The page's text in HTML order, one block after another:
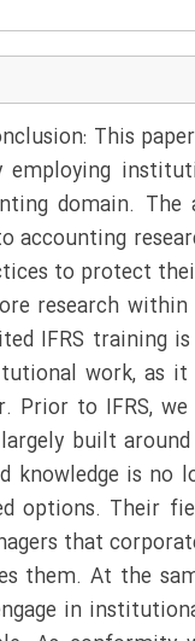
This
employing
domain.
accounting
to protect
research
IFRS training
work, as
to IFRS,
built
knowledge is no
options. Their
that
them. At the
in